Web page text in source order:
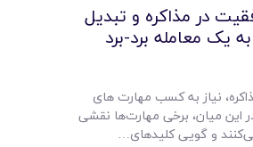
در مذاکره و تبدیل
یک معامله برد-برد
نیاز به کسب مهارت های
این میان، برخی مهارت‌ها نقشی
و گویی کلیدهای…